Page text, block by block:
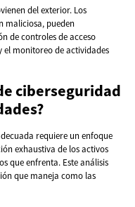
del exterior. Los
maliciosa, pueden
de controles de acceso
el monitoreo de actividades
ciberseguridad
requiere un enfoque
exhaustiva de los activos
que enfrenta. Este análisis
que maneja como las